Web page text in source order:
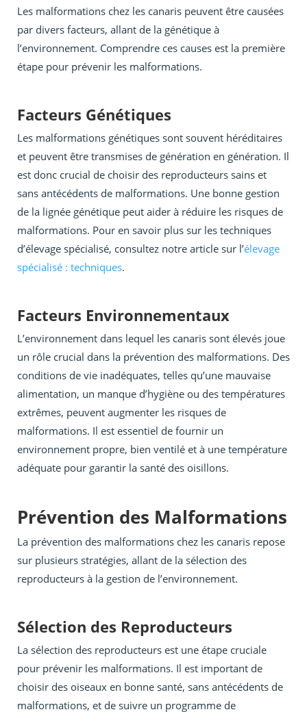
Les malformations chez les canaris peuvent être causées
par divers facteurs, allant de la génétique à
l’environnement. Comprendre ces causes est la première
étape pour prévenir les malformations.
Facteurs Génétiques
Les malformations génétiques sont souvent héréditaires
et peuvent être transmises de génération en génération. Il
est donc crucial de choisir des reproducteurs sains et
sans antécédents de malformations. Une bonne gestion
de la lignée génétique peut aider à réduire les risques de
malformations. Pour en savoir plus sur les techniques
d’élevage spécialisé, consultez notre article sur l’élevage
spécialisé : techniques.
Facteurs Environnementaux
L’environnement dans lequel les canaris sont élevés joue
un rôle crucial dans la prévention des malformations. Des
conditions de vie inadéquates, telles qu’une mauvaise
alimentation, un manque d’hygiène ou des températures
extrêmes, peuvent augmenter les risques de
malformations. Il est essentiel de fournir un
environnement propre, bien ventilé et à une température
adéquate pour garantir la santé des oisillons.
Prévention des Malformations
La prévention des malformations chez les canaris repose
sur plusieurs stratégies, allant de la sélection des
reproducteurs à la gestion de l’environnement.
Sélection des Reproducteurs
La sélection des reproducteurs est une étape cruciale
pour prévenir les malformations. Il est important de
choisir des oiseaux en bonne santé, sans antécédents de
malformations, et de suivre un programme de